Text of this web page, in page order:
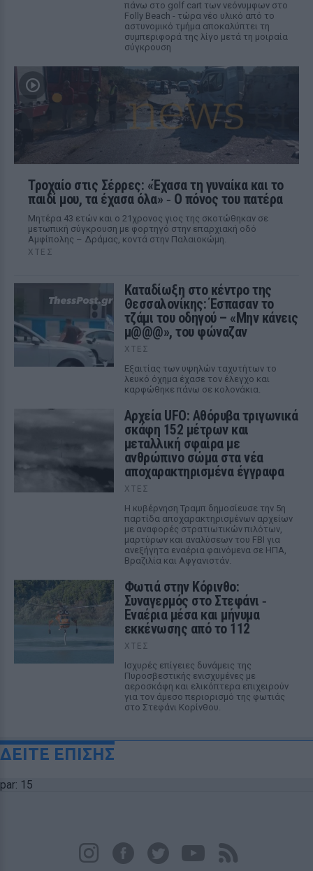
πάνω στο golf cart των νεόνυμφων στο
Folly Beach - τώρα νέο υλικό από το
αστυνομικό τμήμα αποκαλύπτει τη
συμπεριφορά της λίγο μετά τη μοιραία
σύγκρουση
Τροχαίο στις Σέρρες: «Έχασα τη γυναίκα και το
παιδί μου, τα έχασα όλα» ‑ Ο πόνος του πατέρα
Μητέρα 43 ετών και ο 21χρονος γιος της σκοτώθηκαν σε
μετωπική σύγκρουση με φορτηγό στην επαρχιακή οδό
Αμφίπολης – Δράμας, κοντά στην Παλαιοκώμη.
ΧΤΕΣ
Καταδίωξη στο κέντρο της
Θεσσαλονίκης: Έσπασαν το
τζάμι του οδηγού – «Μην κάνεις
μ@@@», του φώναζαν
ΧΤΕΣ
Εξαιτίας των υψηλών ταχυτήτων το
λευκό όχημα έχασε τον έλεγχο και
καρφώθηκε πάνω σε κολονάκια.
Αρχεία UFO: Αθόρυβα τριγωνικά
σκάφη 152 μέτρων και
μεταλλική σφαίρα με
ανθρώπινο σώμα στα νέα
αποχαρακτηρισμένα έγγραφα
ΧΤΕΣ
Η κυβέρνηση Τραμπ δημοσίευσε την 5η
παρτίδα αποχαρακτηρισμένων αρχείων
με αναφορές στρατιωτικών πιλότων,
μαρτύρων και αναλύσεων του FBI για
ανεξήγητα εναέρια φαινόμενα σε ΗΠΑ,
Βραζιλία και Αφγανιστάν.
Φωτιά στην Κόρινθο:
Συναγερμός στο Στεφάνι ‑
Εναέρια μέσα και μήνυμα
εκκένωσης από το 112
ΧΤΕΣ
Ισχυρές επίγειες δυνάμεις της
Πυροσβεστικής ενισχυμένες με
αεροσκάφη και ελικόπτερα επιχειρούν
για τον άμεσο περιορισμό της φωτιάς
στο Στεφάνι Κορίνθου.
ΔΕΙΤΕ ΕΠΙΣΗΣ
par: 15